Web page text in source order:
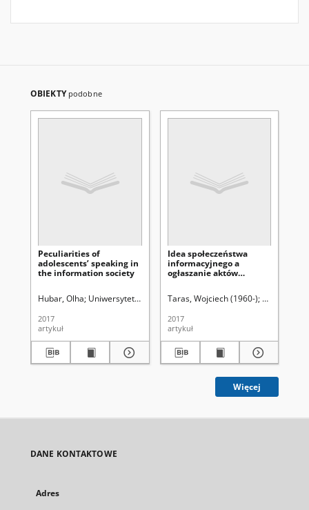
OBIEKTY podobne
Peculiarities of
adolescents’ speaking in
the information society
Hubar, Olha Uniwersytet Marii Curie-Skłodowskiej (Lublin)
2017
artykuł
Idea społeczeństwa
informacyjnego a
ogłaszanie aktów
Taras, Wojciech (1960-)
2017
artykuł
Więcej
DANE KONTAKTOWE
Adres